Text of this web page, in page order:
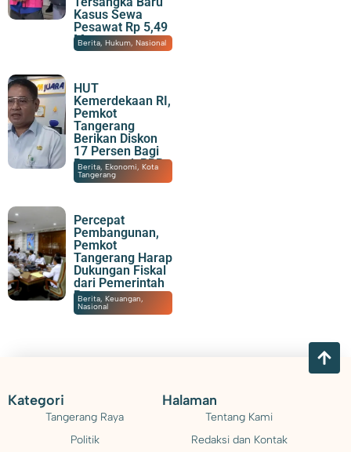
Kasus Sewa
Pesawat Rp 5,49
M
05/08/2026|21:57
Berita,Hukum,Nasional
HUT
Kemerdekaan RI,
Pemkot
Tangerang
Berikan Diskon
17 Persen Bagi
Penunggak PBB
05/08/2026|20:52
Berita,Ekonomi,Kota
Tangerang
Percepat
Pembangunan,
Pemkot
Tangerang Harap
Dukungan Fiskal
dari Pemerintah
Pusat
05/08/2026|20:07
Berita,Keuangan,
Nasional
Kategori
Tangerang Raya
Politik
Halaman
Tentang Kami
Redaksi dan Kontak